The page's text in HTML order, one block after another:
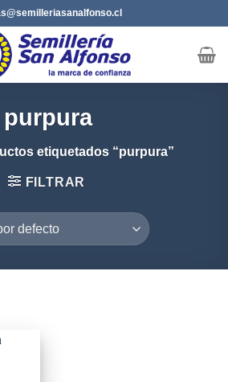
purpura
etiquetados “purpura”
FILTRAR